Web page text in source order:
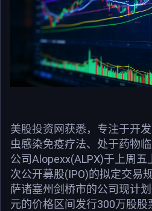
美股投资网获悉，专注于开
虫感染免疫疗法、处于药物
公司Alopexx(ALPX)于上周
次公开募股(IPO)的拟定交易
萨诸塞州剑桥市的公司现计
元的价格区间发行300万股